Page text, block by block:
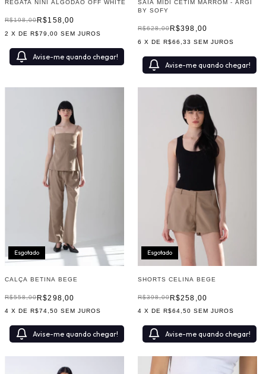
REGATA NINI ALGODÃO OFF WHITE
R$158,00
R$198,00
2 X DER$79,00 SEM JUROS
Avise-me quando chegar!
SAIA MIDI CETIM MARROM - ARGI
BY SOFY
R$398,00
R$628,00
6 X DE R$66,33 SEM JUROS
Avise-me quando chegar!
Esgotado
CALÇA BETINA BEGE
R$298,00
R$558,00
4 X DE R$74,50 SEM JUROS
Avise-me quando chegar!
Esgotado
SHORTS CELINA BEGE
R$258,00
R$398,00
4 X DE R$64,50 SEM JUROS
Avise-me quando chegar!